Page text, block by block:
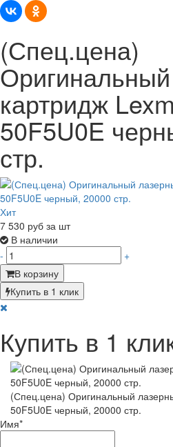
(Спец.цена)
картридж
50F5U0E
стр.
Хит
7 530 руб за шт
В наличии
-
+
В корзину
Купить в 1 клик
Купить в 1
(Спец.цена) Оригинальный
50F5U0E черный, 20000 стр.
Имя*